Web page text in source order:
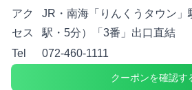
アク
セス
JR・南海「りんくうタウン」
駅・5分）「3番」出口直結
Tel
072-460-1111
クーポンを確認す